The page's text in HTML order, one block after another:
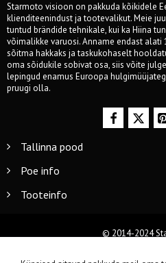
Starmoto visioon on pakkuda kõikidele
klienditeenindust ja tootevalikut. Meie
tuntud brändide tehnikale, kui ka Hiina
võimalikke varuosi. Anname endast alati
sõitma hakkaks ja taskukohaselt
oma sõidukile sobivat osa, siis võite
lepingud enamus Euroopa
pruugi olla.
Tallinna pood
Poe info
Tooteinfo
© 2014-2024